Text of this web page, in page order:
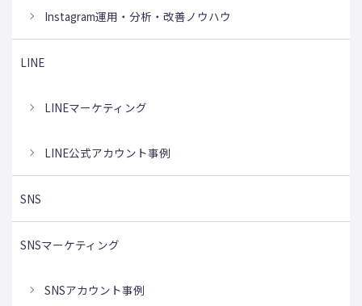
Instagram運用・分析・改善ノウハウ
LINE
LINEマーケティング
LINE公式アカウント事例
SNS
SNSマーケティング
SNSアカウント事例